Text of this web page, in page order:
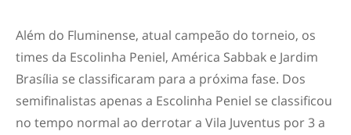
Além do Fluminense, atual campeão do torneio, os
times da Escolinha Peniel, América Sabbak e Jardim
Brasília se classificaram para a próxima fase. Dos
semifinalistas apenas a Escolinha Peniel se classificou
no tempo normal ao derrotar a Vila Juventus por 3 a